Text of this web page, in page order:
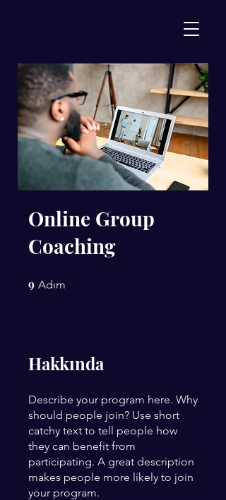
Online Group
Coaching
9 Adım
Hakkında
Describe your program here. Why
should people join? Use short
catchy text to tell people how
they can benefit from
participating. A great description
makes people more likely to join
your program.